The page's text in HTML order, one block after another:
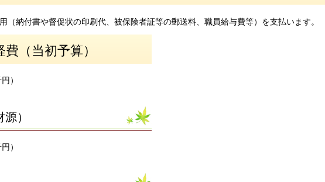
（納付書や督促状の印刷代、被保険者証等の郵送料、職員給与費等）を支払います。
（当初予算）
）
）
）